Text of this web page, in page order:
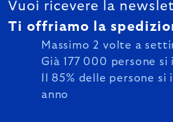
Vuoi ricevere la
Ti offriamo la
Massimo 2 volte a
Già 177 000 persone si
Il 85% delle persone
anno